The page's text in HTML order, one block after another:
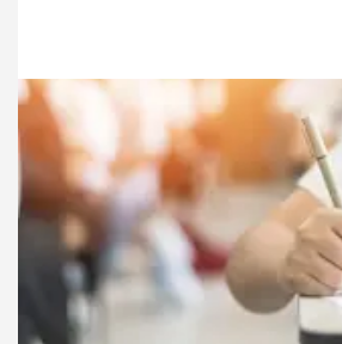
Gündem